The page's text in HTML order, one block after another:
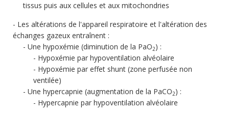
tissus puis aux cellules et aux mitochondries
Les altérations de l'appareil respiratoire et l'altération des
échanges gazeux entraînent :
Une hypoxémie (diminution de la PaO2) :
Hypoxémie par hypoventilation alvéolaire
Hypoxémie par effet shunt (zone perfusée non
ventilée)
Une hypercapnie (augmentation de la PaCO2) :
Hypercapnie par hypoventilation alvéolaire